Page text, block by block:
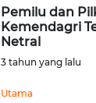
Pemilu dan
Kemendagri
Netral
3 tahun yang lalu
Utama